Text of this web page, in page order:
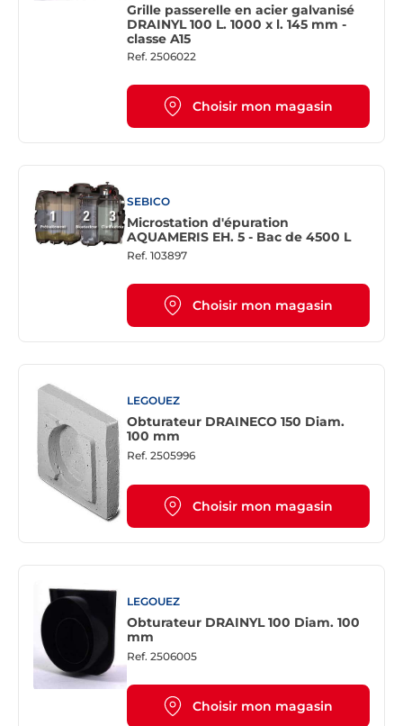
Grille passerelle en acier galvanisé
DRAINYL 100 L. 1000 x l. 145 mm -
classe A15
Ref. 2506022
Choisir mon magasin
SEBICO
Microstation d'épuration
AQUAMERIS EH. 5 - Bac de 4500 L
Ref. 103897
Choisir mon magasin
LEGOUEZ
Obturateur DRAINECO 150 Diam.
100 mm
Ref. 2505996
Choisir mon magasin
LEGOUEZ
Obturateur DRAINYL 100 Diam. 100
mm
Ref. 2506005
Choisir mon magasin